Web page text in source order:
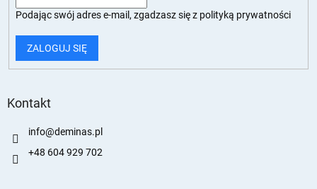
Podając swój adres e-mail, zgadzasz się z polityką prywatności
ZALOGUJ SIĘ
Kontakt
info@deminas.pl
+48 604 929 702